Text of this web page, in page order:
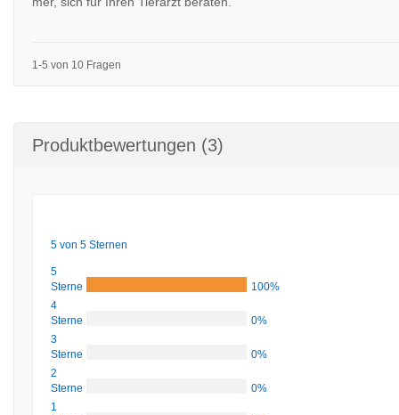
1-5 von 10 Fragen
Produktbewertungen (3)
5 von 5 Sternen
5
Sterne
100%
4
Sterne
0%
3
Sterne
0%
2
Sterne
0%
1